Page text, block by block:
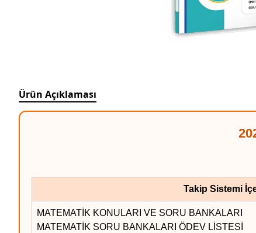
Ürün Açıklaması
Takip Sistemi
MATEMATİK KONULARI VE SORU BANKALARI
MATEMATİK SORU BANKALARI ÖDEV LİSTESİ